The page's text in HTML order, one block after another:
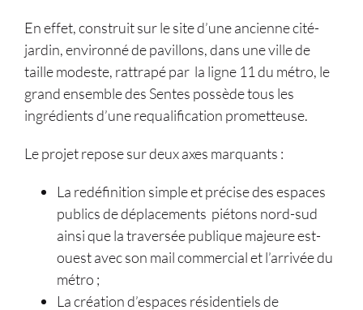
En effet, construit sur le site d’une ancienne cité-
jardin, environné de pavillons, dans une ville de
taille modeste, rattrapé par la ligne 11 du métro, le
grand ensemble des Sentes possède tous les
ingrédients d’une requalification prometteuse.
Le projet repose sur deux axes marquants :
La redéfinition simple et précise des espaces
publics de déplacements piétons nord-sud
ainsi que la traversée publique majeure est-
ouest avec son mail commercial et l’arrivée du
métro ;
La création d’espaces résidentiels de